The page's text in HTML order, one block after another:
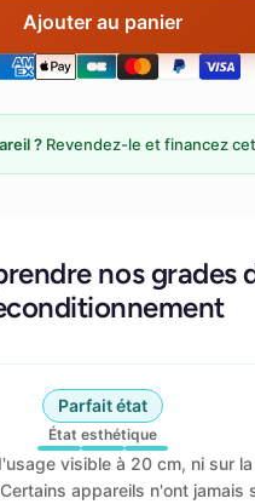
? Revendez-le et financez
Ajouter au panier
nos grades
Parfait état
État esthétique
visible à 20 cm, ni sur
appareils n'ont jamais